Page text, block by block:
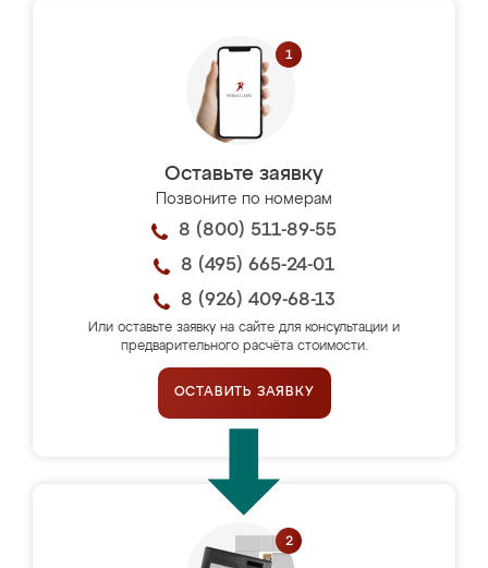
Оставьте заявку
Позвоните по номерам
8 (800) 511-89-55
8 (495) 665-24-01
8 (926) 409-68-13
Или оставьте заявку на сайте для консультации и
предварительного расчёта стоимости.
ОСТАВИТЬ ЗАЯВКУ